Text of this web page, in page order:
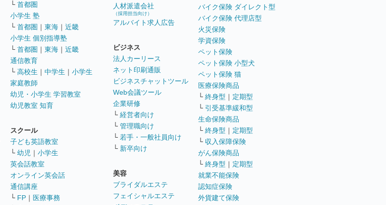
└ 首都圏
小学生 塾
└ 首都圏 ｜ 東海 ｜ 近畿
小学生 個別指導塾
└ 首都圏 ｜ 東海 ｜ 近畿
通信教育
└ 高校生 ｜ 中学生 ｜ 小学生
家庭教師
幼児・小学生 学習教室
幼児教室 知育
スクール
子ども英語教室
└ 幼児 ｜ 小学生
英会話教室
オンライン英会話
通信講座
└ FP ｜ 医療事務
人材派遣会社
（採用担当向け）
アルバイト求人広告
ビジネス
法人カーリース
ネット印刷通販
ビジネスチャットツール
Web会議ツール
企業研修
└ 経営者向け
└ 管理職向け
└ 若手・一般社員向け
└ 新卒向け
美容
ブライダルエステ
フェイシャルエステ
バイク保険 ダイレクト型
バイク保険 代理店型
火災保険
学資保険
ペット保険
ペット保険 小型犬
ペット保険 猫
医療保険商品
└ 終身型 ｜ 定期型
└ 引受基準緩和型
生命保険商品
└ 終身型 ｜ 定期型
└ 収入保障保険
がん保険商品
└ 終身型 ｜ 定期型
就業不能保険
認知症保険
外貨建て保険